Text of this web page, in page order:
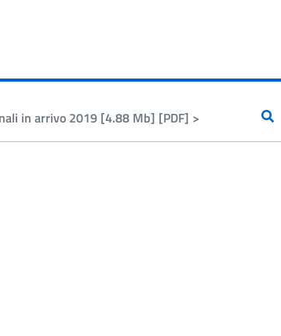
in arrivo 2019 [4.88 Mb] [PDF] >